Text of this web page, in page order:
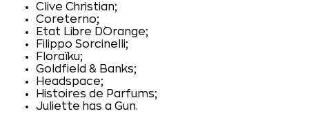
Clive Christian;
Coreterno;
Etat Libre D`Orange;
Filippo Sorcinelli;
Floraïku;
Goldfield & Banks;
Headspace;
Histoires de Parfums;
Juliette has a Gun.